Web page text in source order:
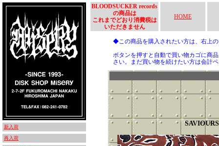
新入荷
再入荷
BLOODSUCKER records
の商品は
これまでどおり消費税は
いただきません
HOME
◆この商品を購入されたい方は、右上
ボタンを押すと自動で買い物カゴに商
さい。まだ買い物を続けたい方は会計
SAVIOURS